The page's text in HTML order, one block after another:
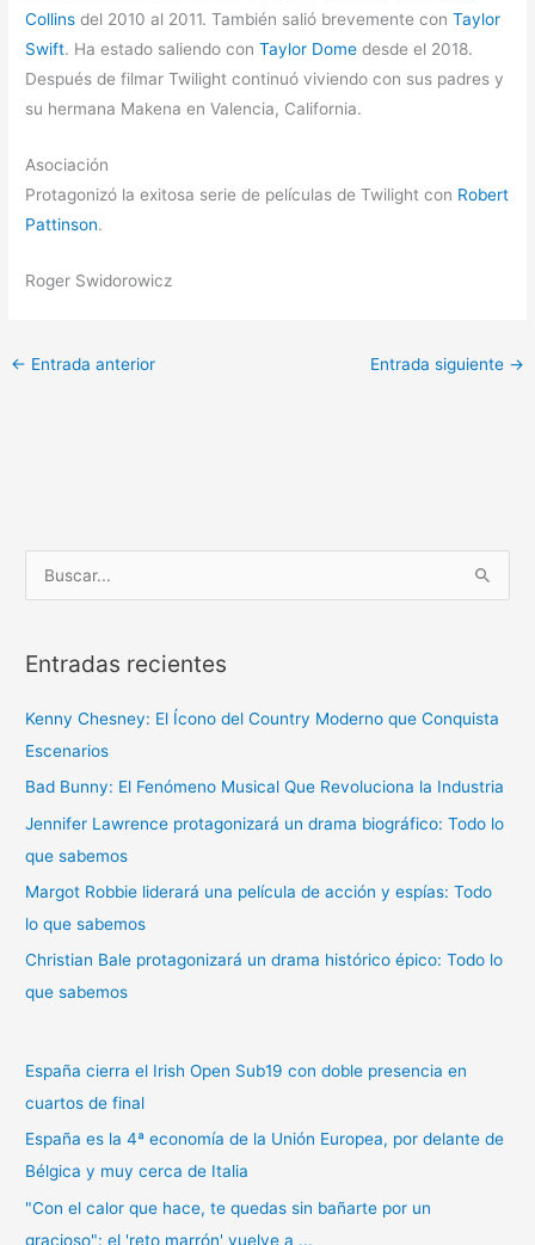
Collins del 2010 al 2011. También salió brevemente conTaylor
Swift. Ha estado saliendo conTaylor Dome desde el 2018.
Después de filmar Twilight continuó viviendo con sus padres y
su hermana Makena en Valencia, California.
Asociación
Protagonizó la exitosa serie de películas de Twilight con Robert
Pattinson.
Roger Swidorowicz
← Entrada anterior Entrada siguiente →
u
c
r
p
o
r
:
Entradas recientes
Kenny Chesney: El Ícono del Country Moderno que Conquista
Escenarios
Bad Bunny: El Fenómeno Musical Que Revoluciona la Industria
Jennifer Lawrence protagonizará un drama biográfico: Todo lo
que sabemos
Margot Robbie liderará una película de acción y espías: Todo
lo que sabemos
Christian Bale protagonizará un drama histórico épico: Todo lo
que sabemos
España cierra el Irish Open Sub19 con doble presencia en
cuartos de final
España es la 4ª economía de la Unión Europea, por delante de
Bélgica y muy cerca de Italia
"Con el calor que hace, te quedas sin bañarte por un
gracioso": el 'reto marrón' vuelve a ...